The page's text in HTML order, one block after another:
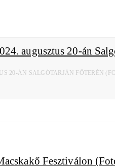
20-ÁN SALGÓTARJÁN FŐTERÉN